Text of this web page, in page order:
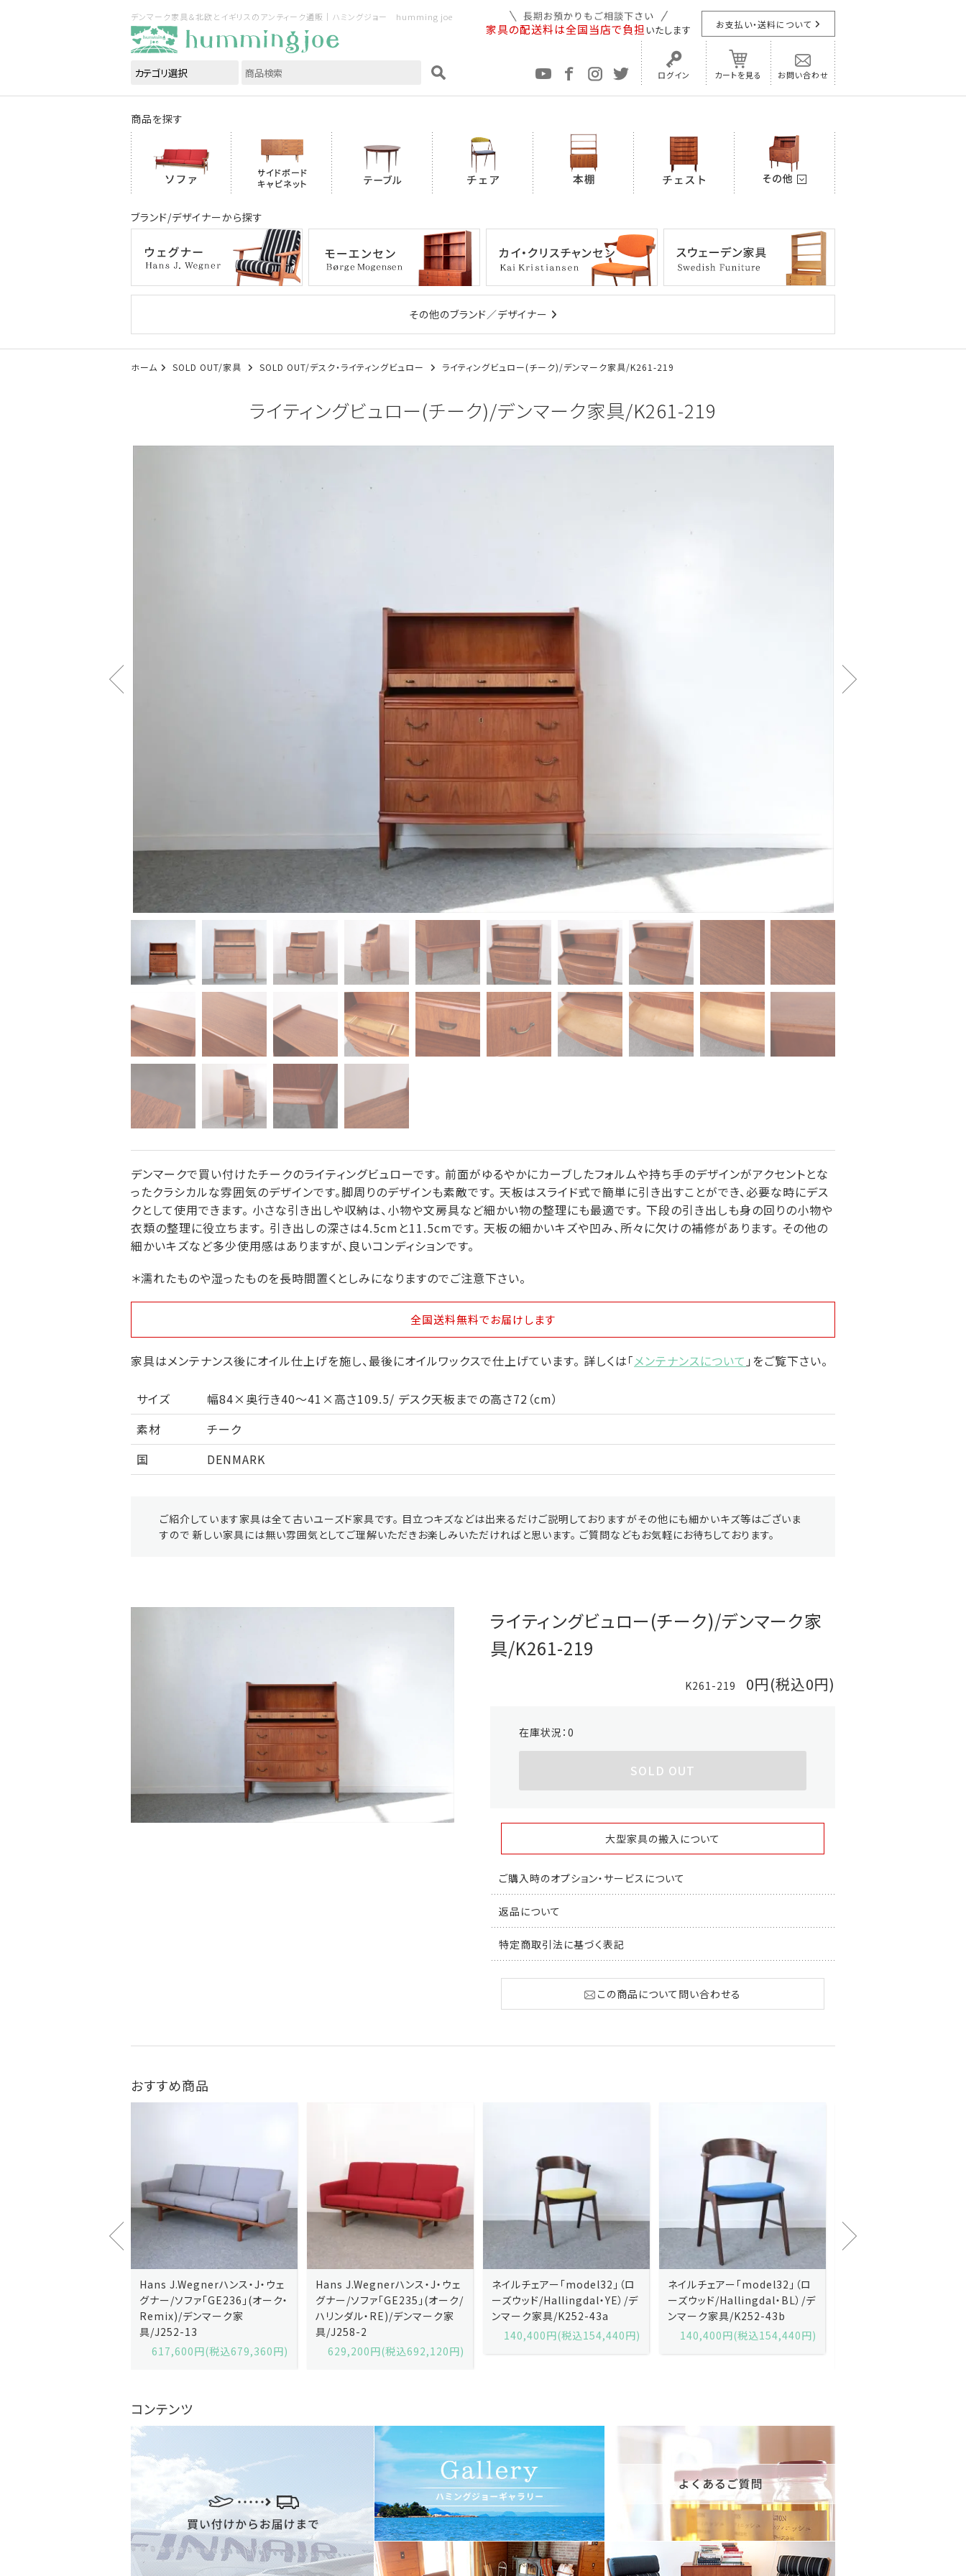
デンマーク家具＆北欧とイギリスのアンティーク通販｜ハミングジョー humming joe
家具の配送料は全国当店で負担 いたします お支払い・送料について
ログイン カートを見る お問い合わせ
商品を探す
ブランド/デザイナーから探す
その他のブランド／デザイナー
ホーム SOLD OUT/家具 SOLD OUT/デスク・ライティングビュロー ライティングビュロー(チーク)/デンマーク家具/K261-219
ライティングビュロー(チーク)/デンマーク家具/K261-219
デンマークで買い付けたチークのライティングビュローです。 前面がゆるやかにカーブしたフォルムや持ち手のデザインがアクセントとな
ったクラシカルな雰囲気のデザインです。脚周りのデザインも素敵です。 天板はスライド式で簡単に引き出すことができ、必要な時にデス
クとして使用できます。 小さな引き出しや収納は、小物や文房具など細かい物の整理にも最適です。 下段の引き出しも身の回りの小物や
衣類の整理に役立ちます。 引き出しの深さは4.5cmと11.5cmです。 天板の細かいキズや凹み、所々に欠けの補修があります。 その他の
細かいキズなど多少使用感はありますが、良いコンディションです。
＊濡れたものや湿ったものを長時間置くとしみになりますのでご注意下さい。
全国送料無料でお届けします
家具はメンテナンス後にオイル仕上げを施し、最後にオイルワックスで仕上げています。 詳しくは「メンテナンスについて 」をご覧下さい。
サイズ
幅84×奥行き40～41×高さ109.5/ デスク天板までの高さ72（cm）
素材
チーク
国
DENMARK
ご紹介しています家具は全て古いユーズド家具です。 目立つキズなどは出来るだけご説明しておりますがその他にも細かいキズ等はございま
すので 新しい家具には無い雰囲気としてご理解いただきお楽しみいただければと思います。 ご質問などもお気軽にお待ちしております。
ライティングビュロー(チーク)/デンマーク家
具/K261-219
K261-219 0円(税込0円)
在庫状況： 0
SOLD OUT
大型家具の搬入について
ご購入時のオプション・サービスについて
返品について
特定商取引法に基づく表記
この商品について問い合わせる
おすすめ商品
Hans J.Wegnerハンス・J・ウェ
グナー/ソファ「GE235」(オーク/
ハリンダル・RE)/デンマーク家
具/J258-2
629,200円(税込692,120円)
ネイルチェアー「model32」（ロ
ーズウッド/Hallingdal・YE）/デ
ンマーク家具/K252-43a
140,400円(税込154,440円)
ネイルチェアー「model32」（ロ
ーズウッド/Hallingdal・BL）/デ
ンマーク家具/K252-43b
140,400円(税込154,440円)
Kai Kristiansenカイ・クリスチ
ャンセン/ダイニングチェアー
「No.42」（ローズウッド・レザー
黒）/デンマーク家具/J252-57j
コンテンツ